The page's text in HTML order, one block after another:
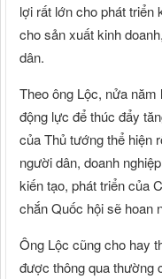
lợi rất lớn cho phát triển
cho sản xuất kinh
dân.
Theo ông Lộc, nửa
động lực để thúc đẩy
của Thủ tướng thể hiện
người dân, doanh
kiến tạo, phát triển của
chắn Quốc hội sẽ hoan
Ông Lộc cũng cho hay
được thông qua thường